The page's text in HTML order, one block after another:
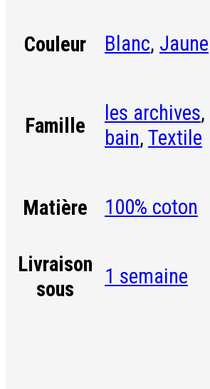
Couleur Blanc, Jaune
Famille
les archives,
bain, Textile
Matière 100% coton
Livraison
sous
1 semaine